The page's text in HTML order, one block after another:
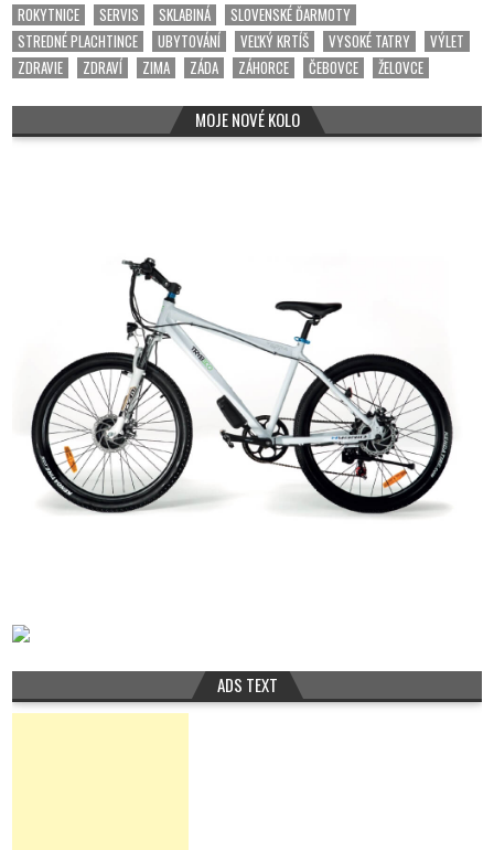
ROKYTNICE
SERVIS SKLABINÁ
SLOVENSKÉ ĎARMOTY
STREDNÉ PLACHTINCE
UBYTOVÁNÍ VEĽKÝ KRTÍŠ VYSOKÉ TATRY
VÝLET
ZDRAVIE
ZDRAVÍ ZIMA ZÁDA ZÁHORCE ČEBOVCE ŽELOVCE
MOJE NOVÉ KOLO
ADS TEXT